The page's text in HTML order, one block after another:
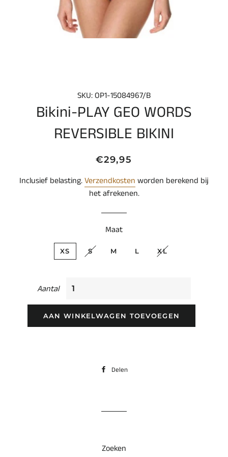
SKU: OP1-15084967/B
Bikini-PLAY GEO WORDS
REVERSIBLE BIKINI
Normale
Aanbiedingsprijs
€29,95
Inclusief belasting.Verzendkosten worden berekend bij
het afrekenen.
Maat
XS S M L XL
Aantal
AAN WINKELWAGEN TOEVOEGEN
Delen
Zoeken